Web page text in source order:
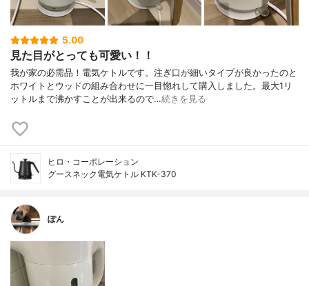
5.00
見た目がとっても可愛い！！
我が家の必需品！電気ケトルです。注ぎ口が細いタイプが良かったのと
ホワイトとウッドの組み合わせに一目惚れして購入しました。最大1リ
ットルまで沸かすことが出来るので…続きを見る
ヒロ・コーポレーション
グースネック電気ケトル KTK-370
ぽん